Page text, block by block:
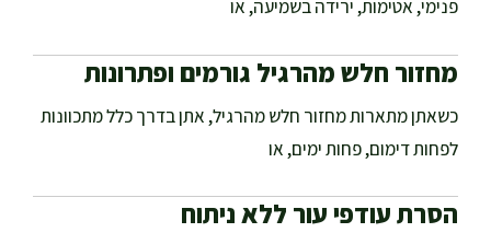
פנימי, אטימות, ירידה בשמיעה, או
מחזור חלש מהרגיל גורמים ופתרונות
כשאתן מתארות מחזור חלש מהרגיל, אתן בדרך כלל מתכוונות
לפחות דימום, פחות ימים, או
הסרת עודפי עור ללא ניתוח